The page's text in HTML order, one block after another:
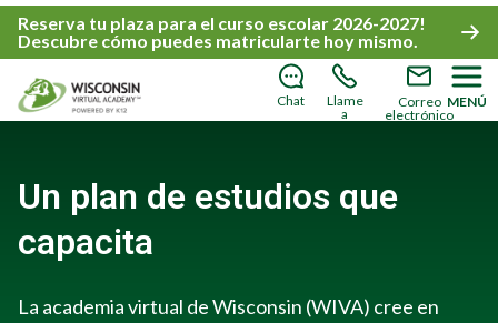
Reserva tu plaza para el curso escolar 2026-2027!
Descubre cómo puedes matricularte hoy mismo.
Chat
Llame
a
Correo
electrónico
MENÚ
Un plan de estudios que
capacita
La academia virtual de Wisconsin (WIVA) cree en